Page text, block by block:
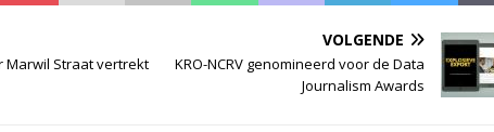
Marwil Straat vertrekt
VOLGENDE
KRO-NCRV genomineerd voor de Data
Journalism Awards